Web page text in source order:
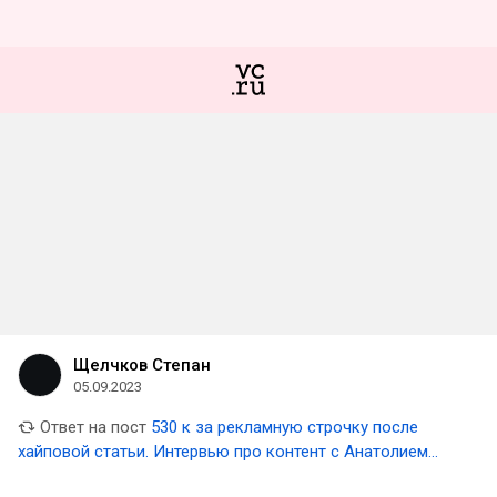
Щелчков Степан
05.09.2023
Ответ на пост 530 к за рекламную строчку после
хайповой статьи. Интервью про контент с Анатолием